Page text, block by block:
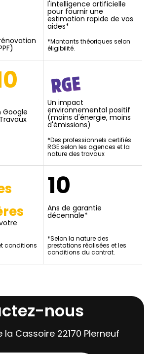
l'intelligence artificielle
pour fournir une
estimation rapide de vos
aides*
*Montants théoriques selon
éligibilité.
Un impact
environnemental positif
(moins d'énergie, moins
d'émissions)
*Des professionnels certifiés
RGE selon les agences et la
nature des travaux
conditions
10
Ans de garantie
décennale*
*Selon la nature des
prestations réalisées et les
conditions du contrat.
nous
la Cassoire 22170 Plerneuf